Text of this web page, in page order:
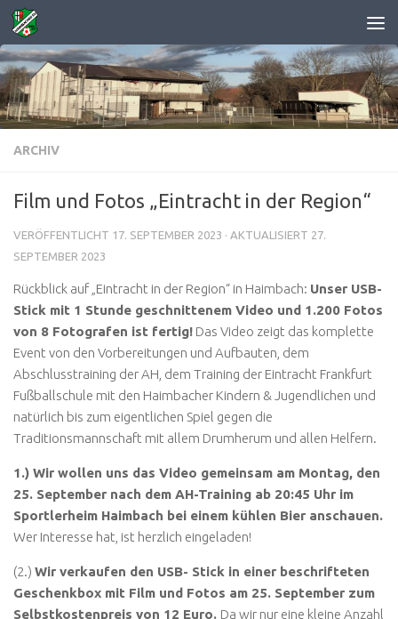
Zum Inhalt springen
ARCHIV
Film und Fotos „Eintracht in der Region“
VERÖFFENTLICHT 17. SEPTEMBER 2023 · AKTUALISIERT 27.
SEPTEMBER 2023
Rückblick auf „Eintracht in der Region“ in Haimbach: Unser USB-
Stick mit 1 Stunde geschnittenem Video und 1.200 Fotos
von 8 Fotografen ist fertig! Das Video zeigt das komplette
Event von den Vorbereitungen und Aufbauten, dem
Abschlusstraining der AH, dem Training der Eintracht Frankfurt
Fußballschule mit den Haimbacher Kindern & Jugendlichen und
natürlich bis zum eigentlichen Spiel gegen die
Traditionsmannschaft mit allem Drumherum und allen Helfern.
1.) Wir wollen uns das Video gemeinsam am Montag, den
25. September nach dem AH-Training ab 20:45 Uhr im
Sportlerheim Haimbach bei einem kühlen Bier anschauen.
Wer Interesse hat, ist herzlich eingeladen!
(2.) Wir verkaufen den USB- Stick in einer beschrifteten
Geschenkbox mit Film und Fotos am 25. September zum
Selbstkostenpreis von 12 Euro. Da wir nur eine kleine Anzahl